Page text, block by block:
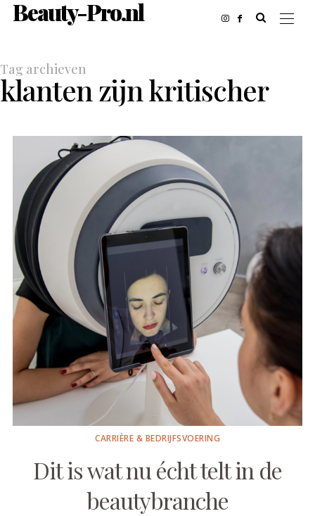
Beauty-Pro.nl
Tag archieven
klanten zijn kritischer
CARRIÈRE & BEDRIJFSVOERING
Dit is wat nu écht telt in de
beautybranche